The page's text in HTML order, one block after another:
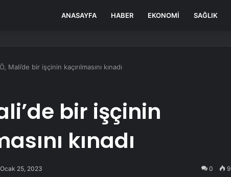
ANASAYFA HABER EKONOMI SAĞLIK
Mali’de bir işçinin kaçırılmasını kınadı
bir işçinin
kınadı
Ocak 25, 2023 0 9